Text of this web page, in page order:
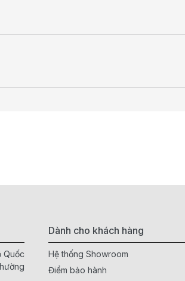
Quốc
Dành cho khách hàng
Hệ thống Showroom
Điểm bảo hành